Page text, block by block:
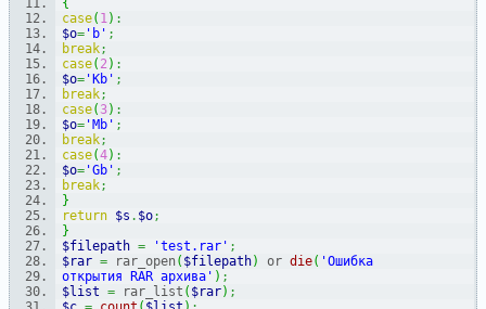
{
case( 1) :
$o= 'b' ;
break;
case( 2) :
$o= 'Kb' ;
break;
case(3) :
$o= 'Mb' ;
break;
case(4) :
$o= 'Gb' ;
break;
}
return $s . $o;
}
$filepath = 'test.rar' ;
$rar = rar_open( $filepath) or die( 'Ошибка
открытия RAR архива' ) ;
$list = rar_list ( $rar) ;